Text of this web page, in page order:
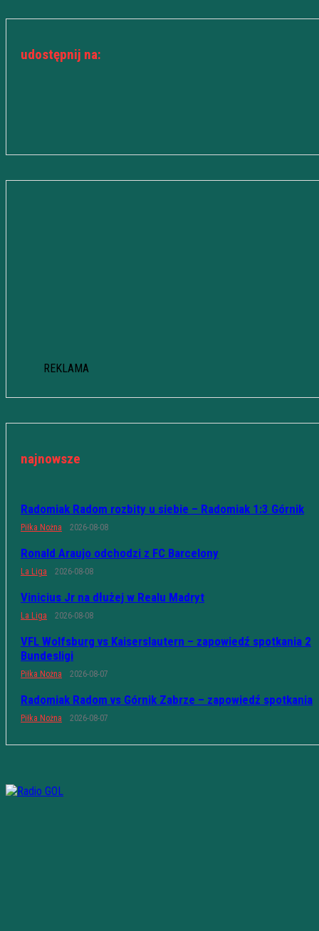
udostępnij na:
REKLAMA
najnowsze
Radomiak Radom rozbity u siebie – Radomiak 1:3 Górnik
Piłka Nożna 2026-08-08
Ronald Araujo odchodzi z FC Barcelony
La Liga 2026-08-08
Vinicius Jr na dłużej w Realu Madryt
La Liga 2026-08-08
VFL Wolfsburg vs Kaiserslautern – zapowiedź spotkania 2
Bundesligi
Piłka Nożna 2026-08-07
Radomiak Radom vs Górnik Zabrze – zapowiedź spotkania
Piłka Nożna 2026-08-07